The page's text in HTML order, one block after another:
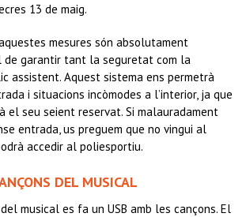
13 de maig.
mesures són absolutament
de garantir tant la seguretat com la
assistent. Aquest sistema ens permetrà
i situacions incòmodes a l’interior, ja que
el seu seient reservat. Si malauradament
entrada, us preguem que no vingui al
accedir al poliesportiu.
DEL MUSICAL
musical es fa un USB amb les cançons. El